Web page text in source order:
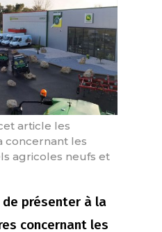
article les
concernant les
agricoles neufs et
présenter à la
concernant les